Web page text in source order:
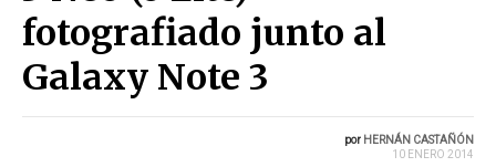
fotografiado junto al
Galaxy Note 3
por HERNÁN CASTAÑÓN
10 ENERO 2014